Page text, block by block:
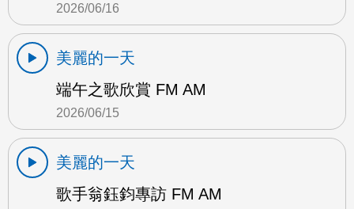
2026/06/16
美麗的一天
端午之歌欣賞 FM AM
2026/06/15
美麗的一天
歌手翁鈺鈞專訪 FM AM